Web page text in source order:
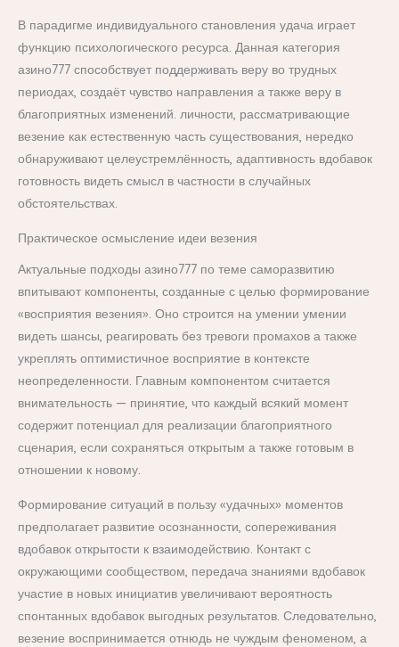
В парадигме индивидуального становления удача играет
функцию психологического ресурса. Данная категория
азино777 способствует поддерживать веру во трудных
периодах, создаёт чувство направления а также веру в
благоприятных изменений. личности, рассматривающие
везение как естественную часть существования, нередко
обнаруживают целеустремлённость, адаптивность вдобавок
готовность видеть смысл в частности в случайных
обстоятельствах.
Практическое осмысление идеи везения
Актуальные подходы азино777 по теме саморазвитию
впитывают компоненты, созданные с целью формирование
«восприятия везения». Оно строится на умении умении
видеть шансы, реагировать без тревоги промахов а также
укреплять оптимистичное восприятие в контексте
неопределенности. Главным компонентом считается
внимательность — принятие, что каждый всякий момент
содержит потенциал для реализации благоприятного
сценария, если сохраняться открытым а также готовым в
отношении к новому.
Формирование ситуаций в пользу «удачных» моментов
предполагает развитие осознанности, сопереживания
вдобавок открытости к взаимодействию. Контакт с
окружающими сообществом, передача знаниями вдобавок
участие в новых инициатив увеличивают вероятность
спонтанных вдобавок выгодных результатов. Следовательно,
везение воспринимается отнюдь не чуждым феноменом, а